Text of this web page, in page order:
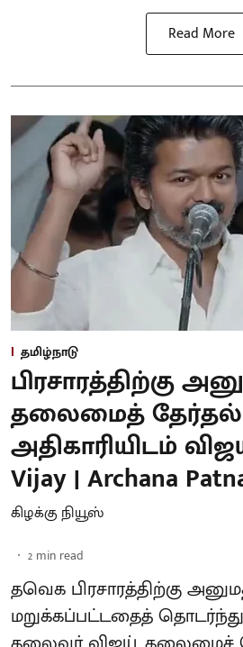
Read More
தமிழ்நாடு
பிரசாரத்திற்கு
தலைமைத் தேர்தல்
அதிகாரியிடம்
Vijay | Archana
கிழக்கு நியூஸ்
2 min read
தவெக பிரசாரத்திற்கு
மறுக்கப்பட்டதைத்